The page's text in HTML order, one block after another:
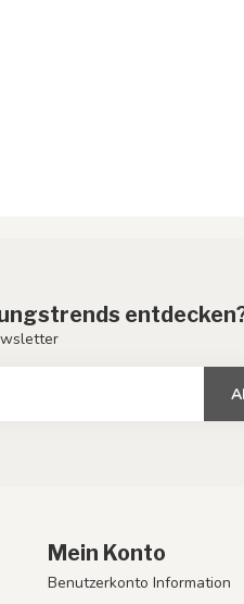
Mein Konto
Benutzerkonto Information